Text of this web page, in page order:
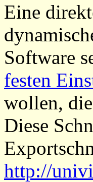
Eine
Software
festen
wollen,
Diese
http://